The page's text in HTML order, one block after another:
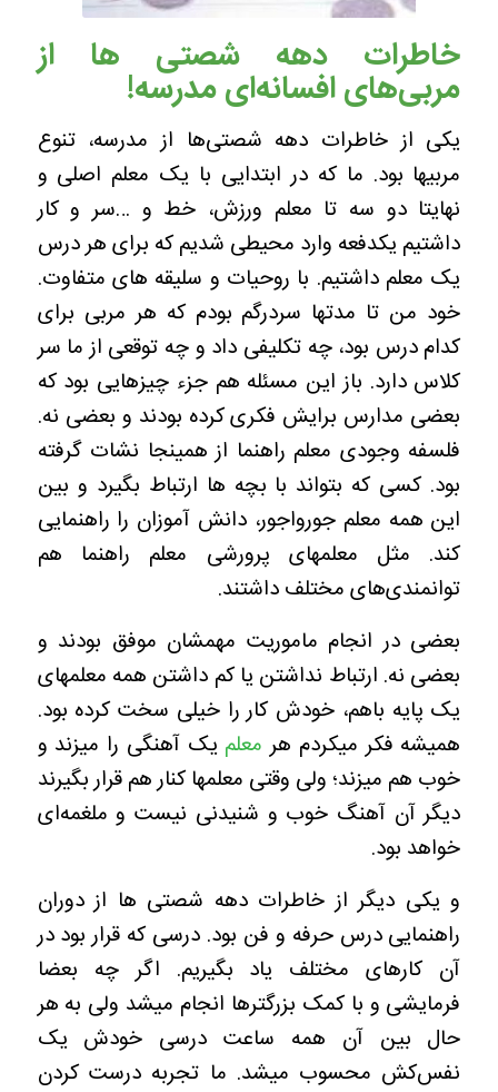
خاطرات دهه شصتی‌ ها از
مربی‌های افسانه‌ای مدرسه!
یکی از خاطرات دهه شصتی‌ها از مدرسه، تنوع
مربیها بود. ما که در ابتدایی با یک معلم اصلی و
نهایتا دو سه تا معلم ورزش، خط و …سر و کار
داشتیم یکدفعه وارد محیطی شدیم که برای هر درس
یک معلم داشتیم. با روحیات و سلیقه های متفاوت.
خود من‌ تا مدتها سردرگم‌ بودم که هر مربی برای
کدام درس بود، چه تکلیفی داد و چه توقعی از ما سر
کلاس دارد. باز این مسئله هم جزء چیزهایی بود که
بعضی مدارس برایش فکری کرده بودند و بعضی نه.
فلسفه وجودی معلم راهنما از همینجا نشات گرفته
بود. کسی که بتواند با بچه ها ارتباط بگیرد و بین
این همه معلم جورواجور، دانش آموزان را راهنمایی
کند. مثل معلمهای پرورشی معلم راهنما هم
توانمندی‌های مختلف داشتند.
بعضی در انجام ماموریت مهمشان موفق بودند و
بعضی نه. ارتباط نداشتن یا کم داشتن همه معلمهای
یک پایه باهم، خودش کار را خیلی سخت کرده بود.
همیشه فکر میکردم هر معلم یک آهنگی را میزند و
خوب هم میزند؛ ولی وقتی معلمها ‌کنار هم قرار بگیرند
دیگر آن آهنگ خوب و شنیدنی نیست و ملغمه‌ای
خواهد بود.
و یکی دیگر از خاطرات دهه شصتی ها از دوران
راهنمایی درس حرفه و فن بود. درسی که قرار بود در
آن کارهای مختلف یاد بگیریم. اگر چه بعضا
فرمایشی و با کمک بزرگترها انجام میشد ولی به هر
حال بین آن همه ساعت درسی خودش یک
نفس‌کش محسوب میشد. ما تجربه درست کردن